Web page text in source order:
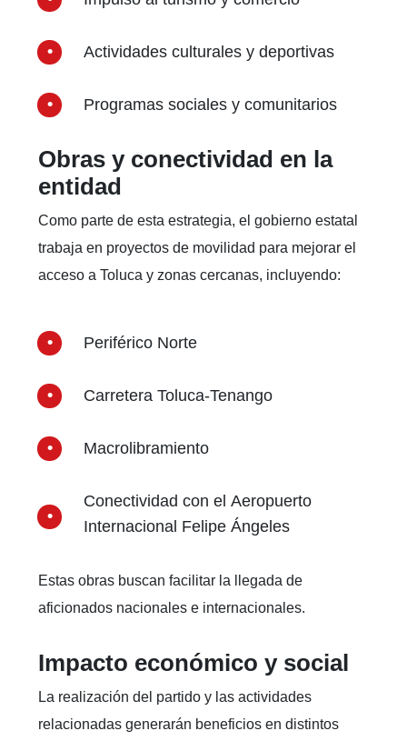
Actividades culturales y deportivas
Programas sociales y comunitarios
Obras y conectividad en la
entidad
Como parte de esta estrategia, el gobierno estatal
trabaja en proyectos de movilidad para mejorar el
acceso a Toluca y zonas cercanas, incluyendo:
Periférico Norte
Carretera Toluca-Tenango
Macrolibramiento
Conectividad con el Aeropuerto
Internacional Felipe Ángeles
Estas obras buscan facilitar la llegada de
aficionados nacionales e internacionales.
Impacto económico y social
La realización del partido y las actividades
relacionadas generarán beneficios en distintos